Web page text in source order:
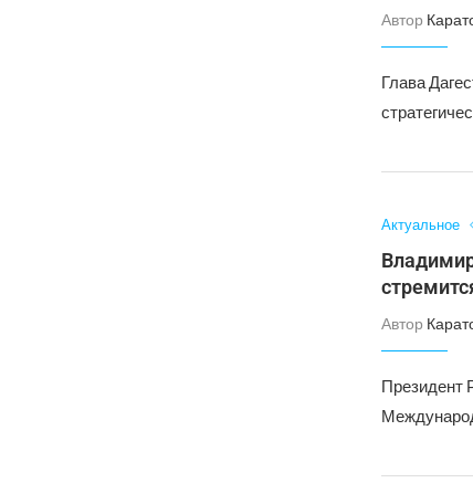
Автор
Глава
Актуальное
Автор
Президент